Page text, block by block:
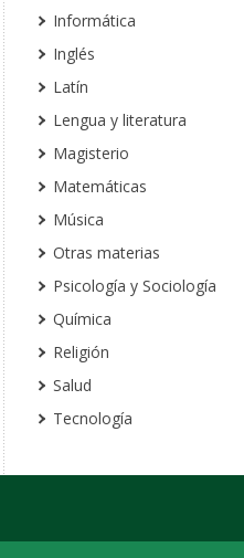
Informática
Inglés
Latín
Lengua y literatura
Magisterio
Matemáticas
Música
Otras materias
Psicología y Sociología
Química
Religión
Salud
Tecnología